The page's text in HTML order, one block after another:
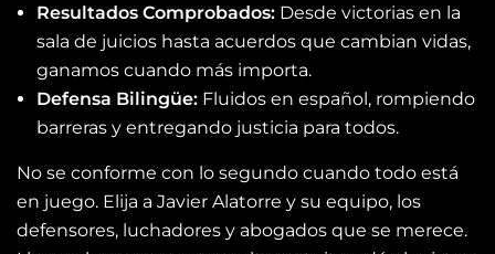
Resultados Comprobados: Desde victorias en la
sala de juicios hasta acuerdos que cambian vidas,
ganamos cuando más importa.
Defensa Bilingüe: Fluidos en español, rompiendo
barreras y entregando justicia para todos.
No se conforme con lo segundo cuando todo está
en juego. Elija a Javier Alatorre y su equipo, los
defensores, luchadores y abogados que se merece.